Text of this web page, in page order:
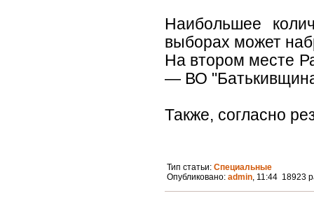
Наибольшее
выборах может
На втором месте
— ВО
Также, согласно
Тип статьи: Специальные
Опубликовано: admin, 11:44 18923